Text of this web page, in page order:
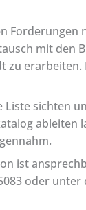
Forderungen
mit den
zu erarbeiten.
sichten
ableiten
ist
oder unter